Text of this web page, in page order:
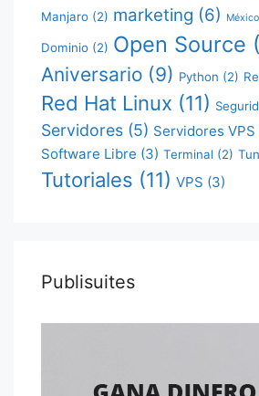
Manjaro (2) marketing (6) México
Dominio (2) Open Source
Aniversario (9) Python (2)
Red Hat Linux (11)
Servidores (5) Servidores VPS
Software Libre (3) Terminal (2)
Tutoriales (11) VPS (3)
Publisuites